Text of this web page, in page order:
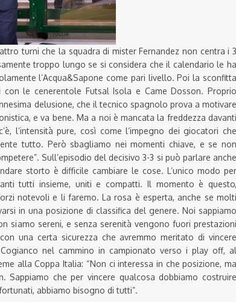
turni che la squadra di mister Fernandez non centra i 3
troppo lungo se si considera che il calendario le ha
l’Acqua&Sapone come pari livello. Poi la sconfitta
le cenerentole Futsal Isola e Came Dosson. Proprio
delusione, che il tecnico spagnolo prova a motivare
e va bene. Ma a noi è mancata la freddezza davanti
l’intensità pure, così come l’impegno dei giocatori che
tutto. Però sbagliamo nei momenti chiave, e se non
Sull’episodio del decisivo 3-3 si può parlare anche
storto è difficile cambiare le cose. L’unico modo per
tutti insieme, uniti e compatti. Il momento è questo,
notevoli e li faremo. La rosa è esperta, anche se molti
in una posizione di classifica del genere. Noi sappiamo
siamo sereni, e senza serenità vengono fuori prestazioni
una certa sicurezza che avremmo meritato di vincere
nel cammino in campionato verso i play off, al
alla Coppa Italia: “Non ci interessa in che posizione, ma
Sappiamo che per vincere qualcosa dobbiamo costruire
abbiamo bisogno di tutti”.